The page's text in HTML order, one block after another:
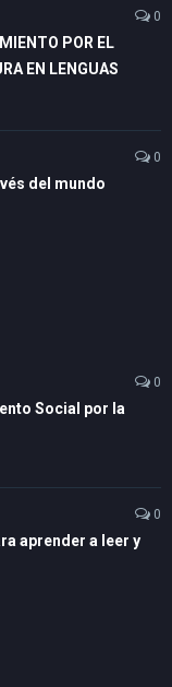
0
POR EL
EN LENGUAS
0
del mundo
0
Social por la
0
aprender a leer y